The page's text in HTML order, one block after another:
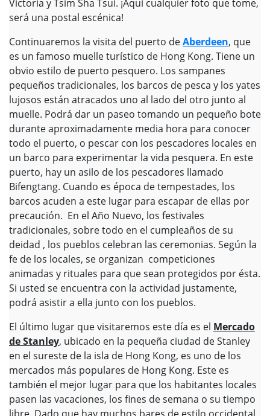
Victoria y Tsim Sha Tsui. ¡Aquí cualquier foto que tome,
será una postal escénica!
Continuaremos la visita del puerto deAberdeen, que
es un famoso muelle turístico de Hong Kong. Tiene un
obvio estilo de puerto pesquero. Los sampanes
pequeños tradicionales, los barcos de pesca y los yates
lujosos están atracados uno al lado del otro junto al
muelle. Podrá dar un paseo tomando un pequeño bote
durante aproximadamente media hora para conocer
todo el puerto, o pescar con los pescadores locales en
un barco para experimentar la vida pesquera. En este
puerto, hay un asilo de los pescadores llamado
Bifengtang. Cuando es época de tempestades, los
barcos acuden a este lugar para escapar de ellas por
precaución. En el Año Nuevo, los festivales
tradicionales, sobre todo en el cumpleaños de su
deidad , los pueblos celebran las ceremonias. Según la
fe de los locales, se organizan competiciones
animadas y rituales para que sean protegidos por ésta.
Si usted se encuentra con la actividad justamente,
podrá asistir a ella junto con los pueblos.
El último lugar que visitaremos este día es el Mercado
de Stanley, ubicado en la pequeña ciudad de Stanley
en el sureste de la isla de Hong Kong, es uno de los
mercados más populares de Hong Kong. Este es
también el mejor lugar para que los habitantes locales
pasen las vacaciones, los fines de semana o su tiempo